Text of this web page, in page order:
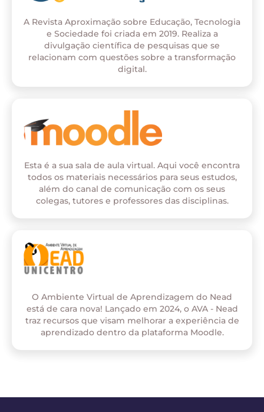
A Revista Aproximação sobre Educação, Tecnologia
e Sociedade foi criada em 2019. Realiza a
divulgação científica de pesquisas que se
relacionam com questões sobre a transformação
digital.
Esta é a sua sala de aula virtual. Aqui você encontra
todos os materiais necessários para seus estudos,
além do canal de comunicação com os seus
colegas, tutores e professores das disciplinas.
O Ambiente Virtual de Aprendizagem do Nead
está de cara nova! Lançado em 2024, o AVA - Nead
traz recursos que visam melhorar a experiência de
aprendizado dentro da plataforma Moodle.